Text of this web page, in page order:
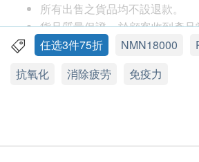
所有出售之貨品均不設退款。
貨品質量保證，於顧客收到產
應最少有18個月或以上。
如有任何爭議，美國康活生物科
任选3件75折 NMN18000
抗氧化
消除疲劳 免疫力